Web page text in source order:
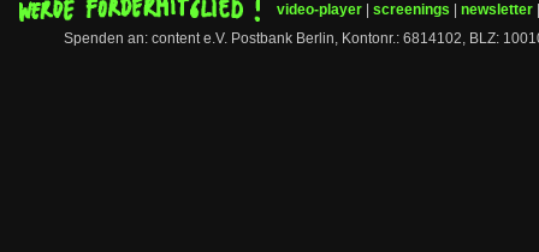
video-player screenings newsletter
Spenden an: content e.V. Postbank Berlin, Kontonr.: 6814102, BLZ: